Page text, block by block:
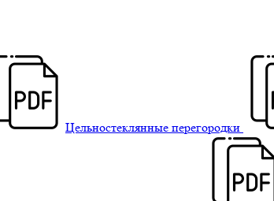
Цельностеклянные перегородки